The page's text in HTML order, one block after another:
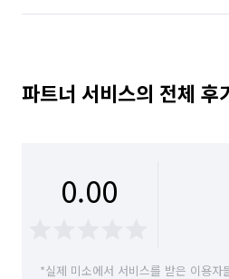
파트너 서비스의 전체 후
0.00
*실제 미소에서 서비스를 받은 이용자